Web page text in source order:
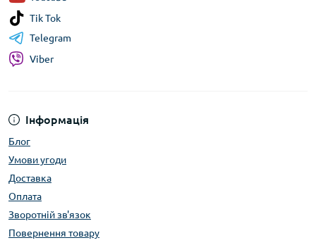
Інформація
Блог
Умови угоди
Доставка
Оплата
Зворотній зв'язок
Повернення товару
Tik Tok
Telegram
Viber